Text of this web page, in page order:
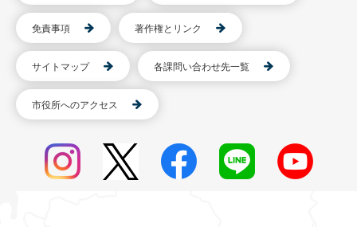
免責事項 著作権とリンク
サイトマップ 各課問い合わせ先一覧
市役所へのアクセス